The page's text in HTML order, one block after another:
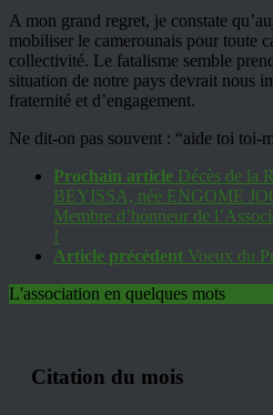
A mon grand regret, je constate
mobiliser le camerounais pour toute
collectivité. Le fatalisme semble
situation de notre pays devrait nous
fraternité et d’engagement.
Ne dit-on pas souvent : “aide toi toi-
Prochain article Décès de la
BEYISSA, née ENGOME
Membre d’honneur de
!
Article précédent Voeux du
L'association en quelques mots
Citation du mois